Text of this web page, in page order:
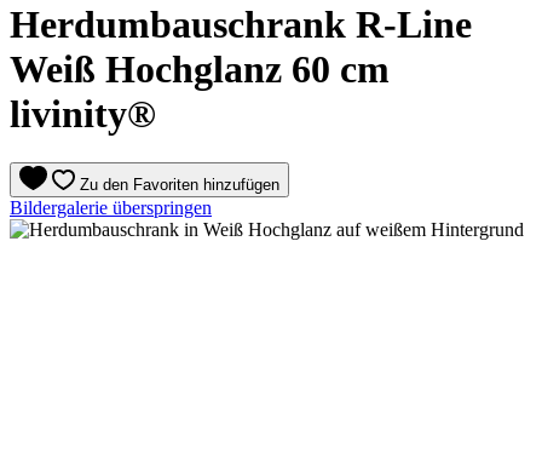
Herdumbauschrank R-Line
Weiß Hochglanz 60 cm
livinity®
Zu den Favoriten hinzufügen
Bildergalerie überspringen